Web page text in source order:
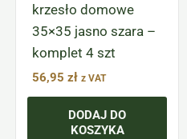
krzesło domowe
35×35 jasno szara –
komplet 4 szt
56,95 zł z VAT
DODAJ DO
KOSZYKA